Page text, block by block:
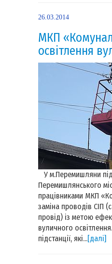
26.03.2014
МКП
освітлення
У м.Перемишляни
Перемишлянського
працівниками МКП
заміна проводів СІП
провід) із метою
вуличного
підстанції, які...[далі]